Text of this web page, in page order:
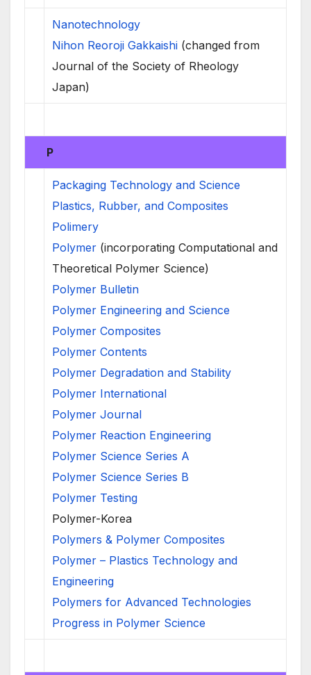
Nanotechnology
Nihon Reoroji Gakkaishi (changed from
Journal of the Society of Rheology
Japan)
P
Packaging Technology and Science
Plastics, Rubber, and Composites
Polimery
Polymer (incorporating Computational and
Theoretical Polymer Science)
Polymer Bulletin
Polymer Engineering and Science
Polymer Composites
Polymer Contents
Polymer Degradation and Stability
Polymer International
Polymer Journal
Polymer Reaction Engineering
Polymer Science Series A
Polymer Science Series B
Polymer Testing
Polymer-Korea
Polymers & Polymer Composites
Polymer – Plastics Technology and
Engineering
Polymers for Advanced Technologies
Progress in Polymer Science